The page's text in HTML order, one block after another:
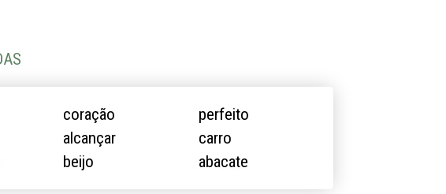
coração
perfeito
alcançar
carro
beijo abacate